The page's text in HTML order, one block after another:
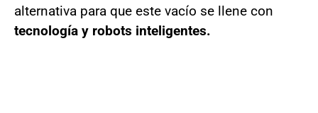
alternativa para que este vacío se llene con
tecnología y robots inteligentes.